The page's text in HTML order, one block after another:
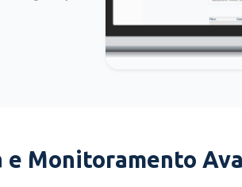
Monitoramento